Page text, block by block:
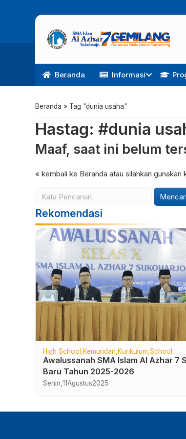
Beranda Informasi
Beranda » Tag "dunia usaha"
Hastag: #dunia
Maaf, saat ini belum
« kembali ke Beranda atau silahkan gunakan
Mencari
Rekomendasi
High School Kemuridan Kurikulum School
Awalussanah SMA Islam Al Azhar 7
Baru Tahun 2025-2026
Senin, 11Agustus2025